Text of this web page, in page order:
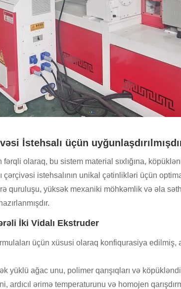
İstehsalı üçün
olaraq, bu sistem material sıxlığına,
istehsalının unikal çətinlikləri üçün
quruluşu, yüksək mexaniki möhkəmlik və əla
İki Vidalı Ekstruder
üçün xüsusi olaraq konfiqurasiya edilmiş,
yüklü ağac unu, polimer qarışıqları və
ardıcıl ərimə temperaturunu və homojen